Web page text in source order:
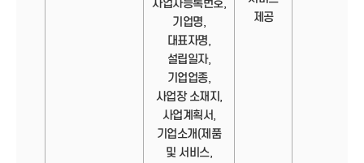
제공
사업자등록번호,
기업명,
대표자명,
설립일자,
기업업종,
사업장 소재지,
사업계획서,
기업소개(제품
및 서비스,